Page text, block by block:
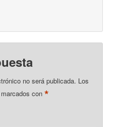
no será publicada. Los
con*